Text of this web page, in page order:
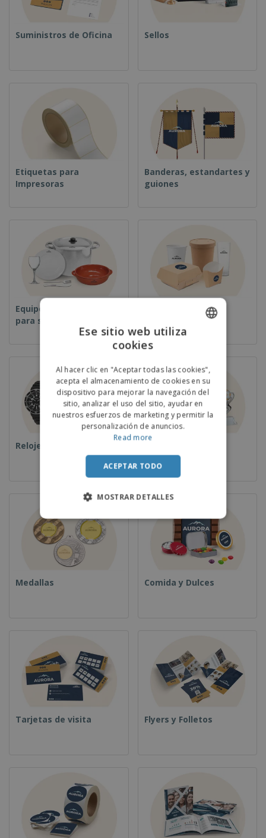
Suministros de Oficina Sellos
Etiquetas para
Impresoras
Banderas, estandartes y
guiones
Equipos y suministros
para servicio de
Relojes de pulsera
Medallas Comida y Dulces
Tarjetas de visita Flyers y Folletos
SPANISH
Ese sitio web utiliza
cookies
Al hacer clic en "Aceptar todas las cookies",
acepta el almacenamiento de cookies en su
dispositivo para mejorar la navegación del
sitio, analizar el uso del sitio, ayudar en
nuestros esfuerzos de marketing y permitir la
personalización de anuncios.
Read more
ACEPTAR TODO
MOSTRAR DETALLES